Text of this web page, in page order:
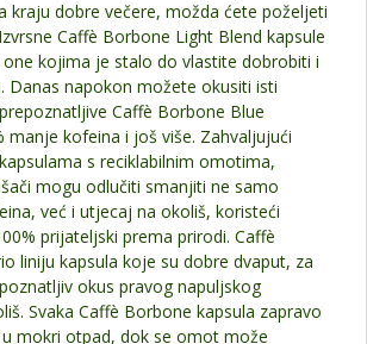
kraju dobre večere, možda ćete poželjeti
Caffè Borbone Light Blend kapsule
one kojima je stalo do vlastite dobrobiti i
Danas napokon možete okusiti isti
Caffè Borbone Blue
manje kofeina i još više. Zahvaljujući
s reciklabilnim omotima,
mogu odlučiti smanjiti ne samo
već i utjecaj na okoliš, koristeći
prijateljski prema prirodi. Caffè
liniju kapsula koje su dobre dvaput, za
okus pravog napuljskog
Svaka Caffè Borbone kapsula zapravo
mokri otpad, dok se omot može